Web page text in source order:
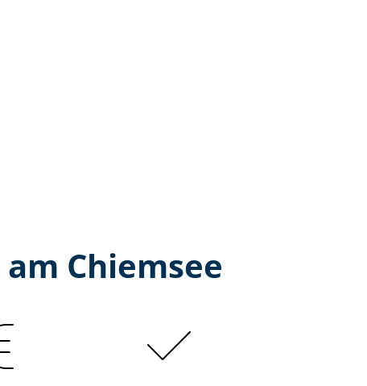
Chiemsee